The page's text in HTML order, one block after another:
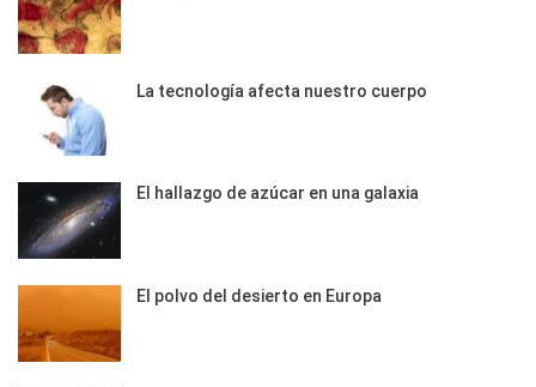
La tecnología afecta nuestro cuerpo
El hallazgo de azúcar en una galaxia
El polvo del desierto en Europa